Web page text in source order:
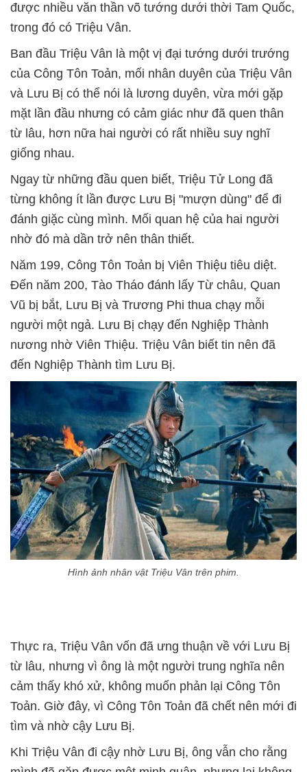
được nhiều văn thần võ tướng dưới thời Tam Quốc,
trong đó có Triệu Vân.
Ban đầu Triệu Vân là một vị đại tướng dưới trướng
của Công Tôn Toản, mối nhân duyên của Triệu Vân
và Lưu Bị có thể nói là lương duyên, vừa mới gặp
mặt lần đầu nhưng có cảm giác như đã quen thân
từ lâu, hơn nữa hai người có rất nhiều suy nghĩ
giống nhau.
Ngay từ những đầu quen biết, Triệu Tử Long đã
từng không ít lần được Lưu Bị "mượn dùng" để đi
đánh giặc cùng mình. Mối quan hệ của hai người
nhờ đó mà dần trở nên thân thiết.
Năm 199, Công Tôn Toản bị Viên Thiệu tiêu diệt.
Đến năm 200, Tào Tháo đánh lấy Từ châu, Quan
Vũ bị bắt, Lưu Bị và Trương Phi thua chạy mỗi
người một ngả. Lưu Bị chạy đến Nghiệp Thành
nương nhờ Viên Thiệu. Triệu Vân biết tin nên đã
đến Nghiệp Thành tìm Lưu Bị.
Hình ảnh nhân vật Triệu Vân trên phim.
Thực ra, Triệu Vân vốn đã ưng thuận về với Lưu Bị
từ lâu, nhưng vì ông là một người trung nghĩa nên
cảm thấy khó xử, không muốn phản lại Công Tôn
Toản. Giờ đây, vì Công Tôn Toản đã chết nên mới đi
tìm và nhờ cậy Lưu Bị.
Khi Triệu Vân đi cậy nhờ Lưu Bị, ông vẫn cho rằng